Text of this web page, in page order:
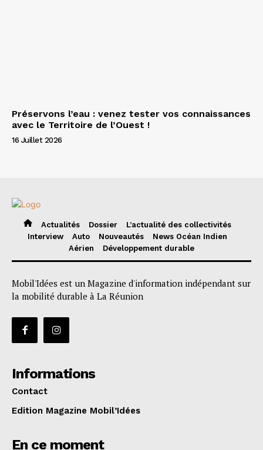
Préservons l’eau : venez tester vos connaissances
avec le Territoire de l’Ouest !
16 Juillet 2026
Actualités Dossier
L’actualité des collectivités
Interview
Auto Nouveautés
News Océan Indien
Aérien
Développement durable
Mobil'Idées est un Magazine d'information indépendant sur
la mobilité durable à La Réunion
Informations
Contact
Edition Magazine Mobil’Idées
En ce moment